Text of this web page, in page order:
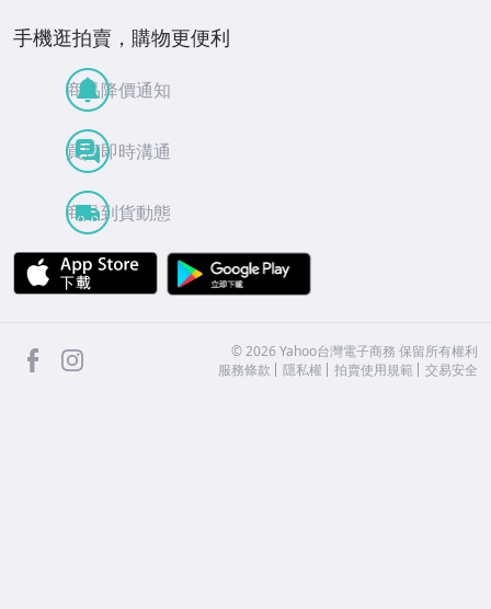
手機逛拍賣，購物更便利
商品降價通知
買賣即時溝通
商品到貨動態
APP Store
facebook ©2026 Yahoo台灣電子商務 保留所有權利
服務條款
隱私權 拍賣使用規範 交易安全